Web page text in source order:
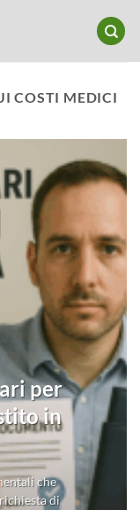
COSTI MEDICI
per
in
che
di